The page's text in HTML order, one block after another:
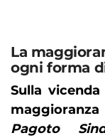
La
ogni forma
Sulla
maggioranza
Pagoto